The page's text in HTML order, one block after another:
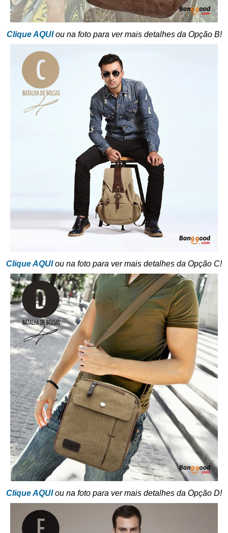
Clique AQUIou na foto para ver mais detalhes da Opção B!
Clique AQUIou na foto para ver mais detalhes da Opção C!
Clique AQUIou na foto para ver mais detalhes da Opção D!